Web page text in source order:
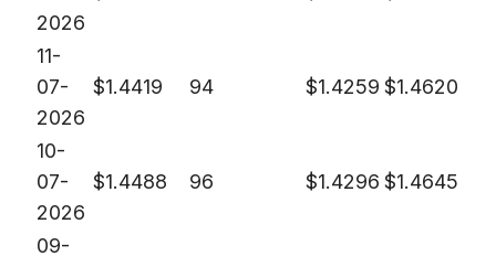
2026
11-
07-
2026
$1.4419 94 $1.4259 $1.4620
10-
07-
2026
$1.4488 96 $1.4296 $1.4645
09-